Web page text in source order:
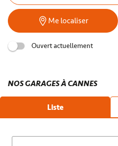
Me localiser
Ouvert actuellement
NOS GARAGES À CANNES
Liste